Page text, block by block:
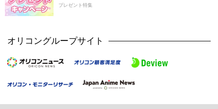
プレゼント特集
オリコングループサイト